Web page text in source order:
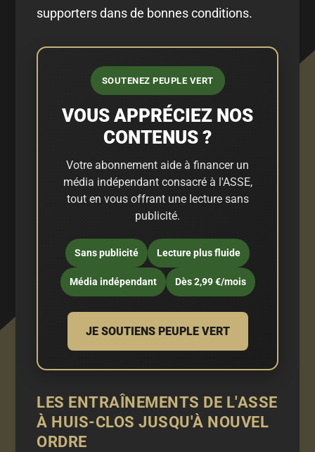
supporters dans de bonnes conditions.
SOUTENEZ PEUPLE VERT
VOUS APPRÉCIEZ NOS
CONTENUS ?
Votre abonnement aide à financer un
média indépendant consacré à l'ASSE,
tout en vous offrant une lecture sans
publicité.
Sans publicité Lecture plus fluide
Média indépendant Dès 2,99 €/mois
JE SOUTIENS PEUPLE VERT
LES ENTRAÎNEMENTS DE L'ASSE
À HUIS-CLOS JUSQU'À NOUVEL
ORDRE